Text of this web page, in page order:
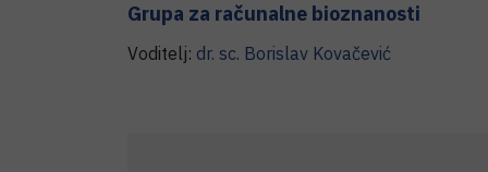
Grupa za računalne bioznanosti
Voditelj: dr. sc. Borislav Kovačević